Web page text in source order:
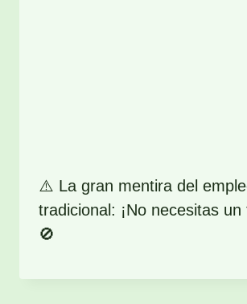
⚠️ La gran mentira del
tradicional: ¡No necesitas
🚫